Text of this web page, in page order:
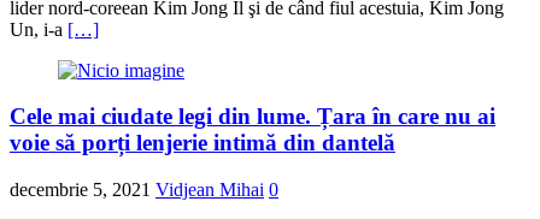
lider nord-coreean Kim Jong Il şi de când fiul acestuia, Kim Jong
Un, i-a […]
Cele mai ciudate legi din lume. Țara în care nu ai
voie să porți lenjerie intimă din dantelă
decembrie 5, 2021 Vidjean Mihai 0